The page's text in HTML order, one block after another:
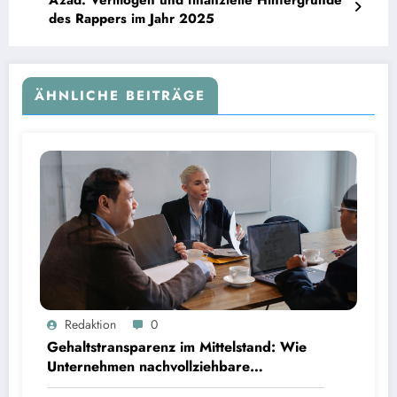
des Rappers im Jahr 2025
ÄHNLICHE BEITRÄGE
Gehaltstransparenz im Mittelstand: Wie Unternehmen nachvollziehbare Vergütungsmodelle
schaffenRedaktion 0
Gehaltstransparenz im Mittelstand: Wie
Unternehmen nachvollziehbare
Vergütungsmodelle schaffen